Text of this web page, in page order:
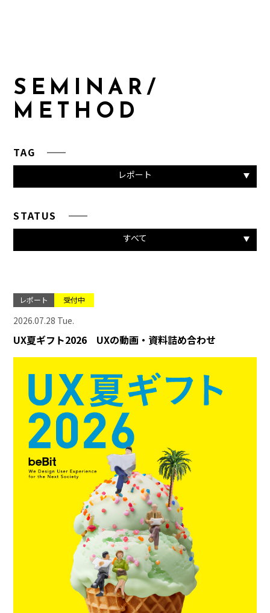
S E M I NA R /
M E T H O D
STATUS
すべて
TAG
レポート
レポート 受付中
2026.07.28 Tue.
UX夏ギフト2026 UXの動画・資料詰め合わせ